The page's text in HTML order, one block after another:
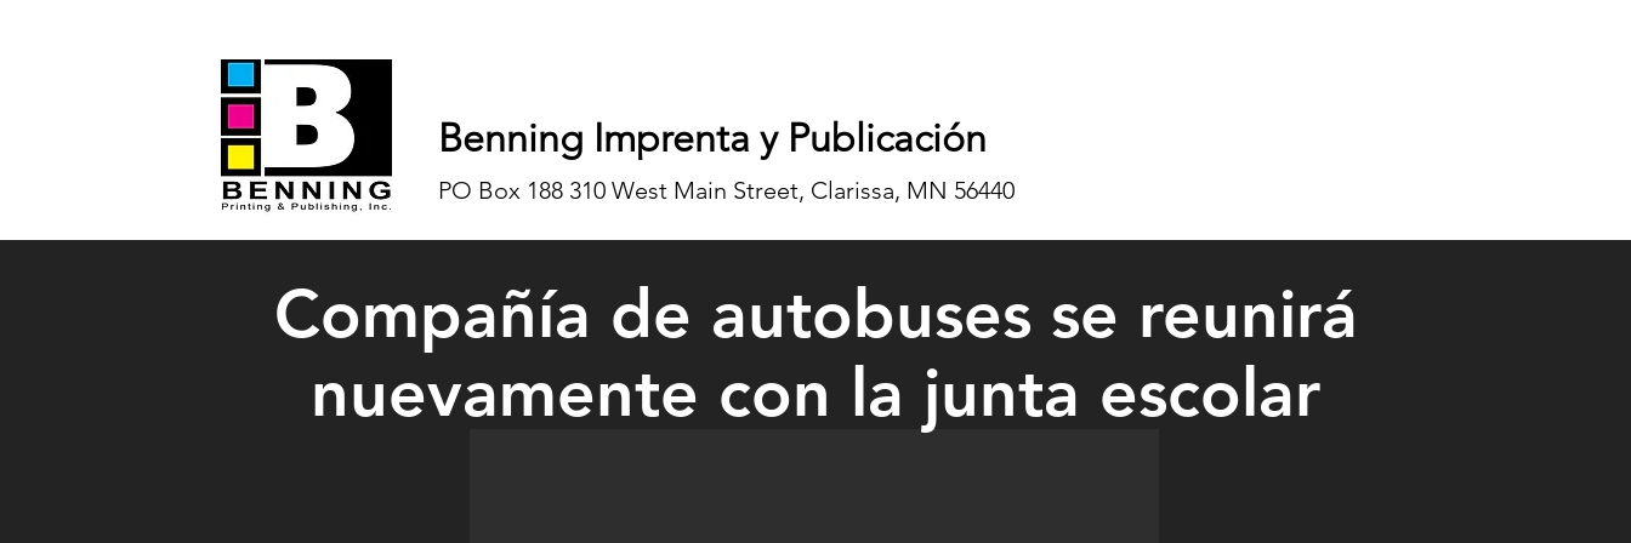
Benning Imprenta y Publicación
PO Box 188 310 West Main Street, Clarissa, MN 56440
Compañía de autobuses se reunirá
nuevamente con la junta escolar